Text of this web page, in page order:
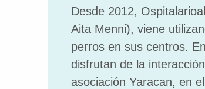
Desde 2012,
Aita Menni), viene
perros en sus centros.
disfrutan de la
asociación Yaracan, en